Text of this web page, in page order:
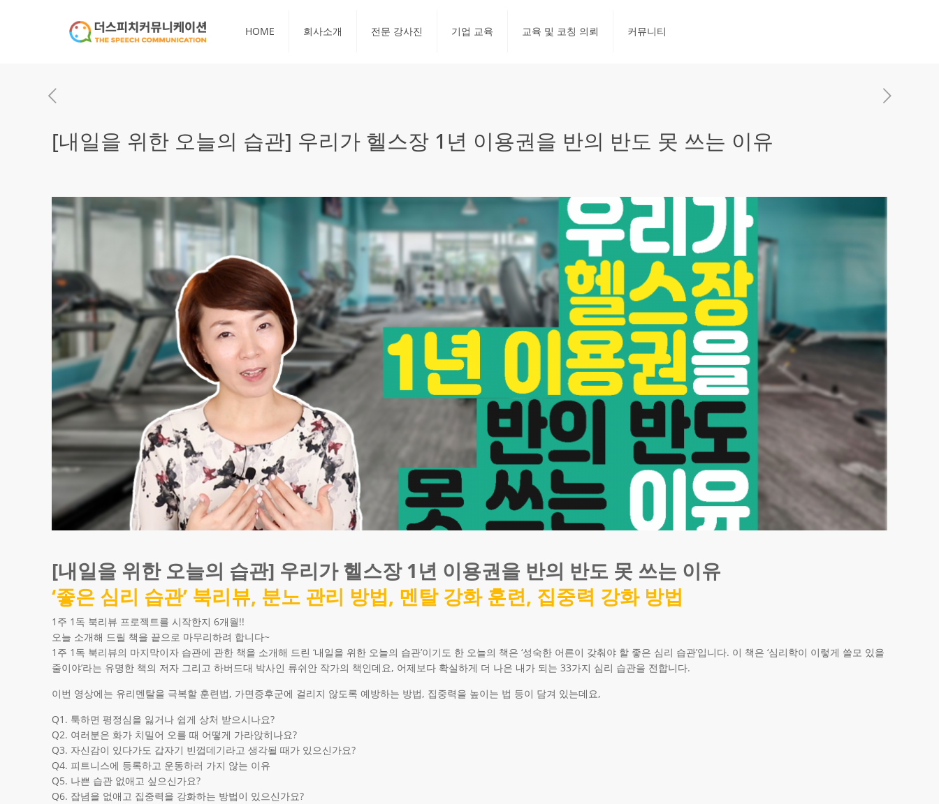
HOME 회사소개 전문 강사진 기업 교육 교육 및 코칭 의뢰 커뮤니티
[내일을 위한 오늘의 습관] 우리가 헬스장 1년 이용권을 반의 반도 못 쓰는 이유
[내일을 위한 오늘의 습관] 우리가 헬스장 1년 이용권을 반의 반도 못 쓰는 이유
‘좋은 심리 습관’ 북리뷰, 분노 관리 방법, 멘탈 강화 훈련, 집중력 강화 방법
1주 1독 북리뷰 프로젝트를 시작한지 6개월!!
오늘 소개해 드릴 책을 끝으로 마무리하려 합니다~
1주 1독 북리뷰의 마지막이자 습관에 관한 책을 소개해 드린 ‘내일을 위한 오늘의 습관’이기도 한 오늘의 책은 ‘성숙한 어른이 갖춰야 할 좋은 심리 습관’입니다. 이 책은 ‘심리학이 이렇게 쓸모 있을
줄이야’라는 유명한 책의 저자 그리고 하버드대 박사인 류쉬안 작가의 책인데요, 어제보다 확실하게 더 나은 내가 되는 33가지 심리 습관을 전합니다.
이번 영상에는 유리멘탈을 극복할 훈련법, 가면증후군에 걸리지 않도록 예방하는 방법, 집중력을 높이는 법 등이 담겨 있는데요,
Q1. 툭하면 평정심을 잃거나 쉽게 상처 받으시나요?
Q2. 여러분은 화가 치밀어 오를 때 어떻게 가라앉히나요?
Q3. 자신감이 있다가도 갑자기 빈껍데기라고 생각될 때가 있으신가요?
Q4. 피트니스에 등록하고 운동하러 가지 않는 이유
Q5. 나쁜 습관 없애고 싶으신가요?
Q6. 잡념을 없애고 집중력을 강화하는 방법이 있으신가요?